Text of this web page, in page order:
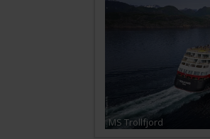
MS Trollfjord